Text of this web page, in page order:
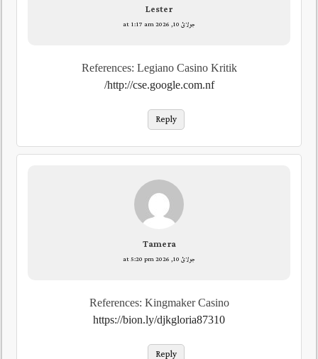
Lester
جولائ 10, 2026 at 1:17 am
References: Legiano Casino Kritik
http://cse.google.com.nf/
Reply
Tamera
جولائ 10, 2026 at 5:20 pm
References: Kingmaker Casino
https://bion.ly/djkgloria87310
Reply